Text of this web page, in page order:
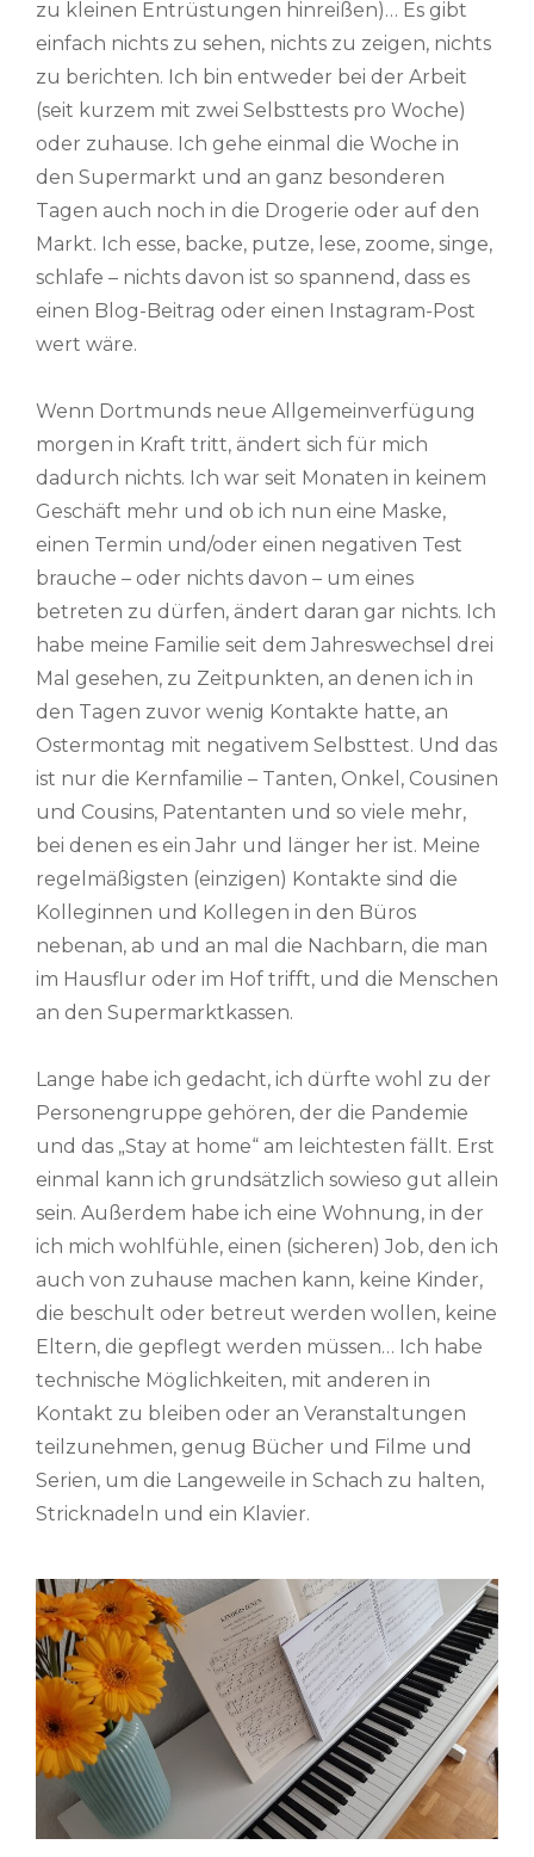
zu kleinen Entrüstungen hinreißen)… Es gibt
einfach nichts zu sehen, nichts zu zeigen, nichts
zu berichten. Ich bin entweder bei der Arbeit
(seit kurzem mit zwei Selbsttests pro Woche)
oder zuhause. Ich gehe einmal die Woche in
den Supermarkt und an ganz besonderen
Tagen auch noch in die Drogerie oder auf den
Markt. Ich esse, backe, putze, lese, zoome, singe,
schlafe – nichts davon ist so spannend, dass es
einen Blog-Beitrag oder einen Instagram-Post
wert wäre.
Wenn Dortmunds neue Allgemeinverfügung
morgen in Kraft tritt, ändert sich für mich
dadurch nichts. Ich war seit Monaten in keinem
Geschäft mehr und ob ich nun eine Maske,
einen Termin und/oder einen negativen Test
brauche – oder nichts davon – um eines
betreten zu dürfen, ändert daran gar nichts. Ich
habe meine Familie seit dem Jahreswechsel drei
Mal gesehen, zu Zeitpunkten, an denen ich in
den Tagen zuvor wenig Kontakte hatte, an
Ostermontag mit negativem Selbsttest. Und das
ist nur die Kernfamilie – Tanten, Onkel, Cousinen
und Cousins, Patentanten und so viele mehr,
bei denen es ein Jahr und länger her ist. Meine
regelmäßigsten (einzigen) Kontakte sind die
Kolleginnen und Kollegen in den Büros
nebenan, ab und an mal die Nachbarn, die man
im Hausflur oder im Hof trifft, und die Menschen
an den Supermarktkassen.
Lange habe ich gedacht, ich dürfte wohl zu der
Personengruppe gehören, der die Pandemie
und das „Stay at home“ am leichtesten fällt. Erst
einmal kann ich grundsätzlich sowieso gut allein
sein. Außerdem habe ich eine Wohnung, in der
ich mich wohlfühle, einen (sicheren) Job, den ich
auch von zuhause machen kann, keine Kinder,
die beschult oder betreut werden wollen, keine
Eltern, die gepflegt werden müssen… Ich habe
technische Möglichkeiten, mit anderen in
Kontakt zu bleiben oder an Veranstaltungen
teilzunehmen, genug Bücher und Filme und
Serien, um die Langeweile in Schach zu halten,
Stricknadeln und ein Klavier.